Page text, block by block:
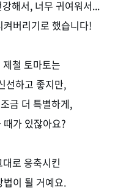
해서, 너무 귀여워서...
버리기로 했습니다!
철 토마토는
선하고 좋지만,
금 더 특별하게,
가 있잖아요?
로 응축시킨
이 될 거예요.